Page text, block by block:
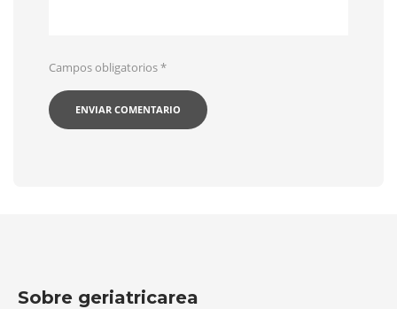
Campos obligatorios*
Sobre geriatricarea